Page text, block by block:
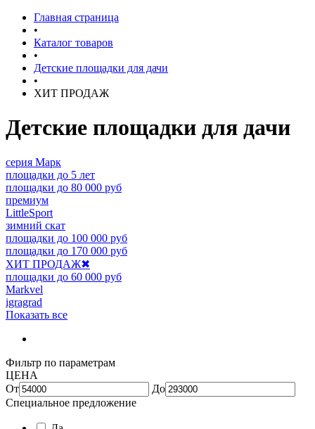
Главная страница
•
Каталог товаров
•
Детские площадки для дачи
•
ХИТ ПРОДАЖ
Детские площадки для дачи
серия Марк
площадки до 5 лет
площадки до 80 000 руб
премиум
LittleSport
зимний скат
площадки до 100 000 руб
площадки до 170 000 руб
ХИТ ПРОДАЖ✖
площадки до 60 000 руб
Markvel
igragrad
Показать все
Фильтр по параметрам
ЦЕНА
От
До
Специальное предложение